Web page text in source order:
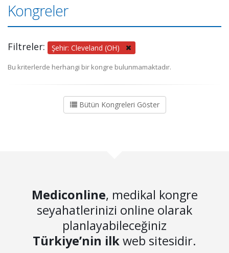
Kongreler
Filtreler: Şehir: Cleveland (OH)
Bu kriterlerde herhangi bir kongre bulunmamaktadır.
Bütün Kongreleri Göster
Mediconline, medikal kongre
seyahatlerinizi online olarak
planlayabileceğiniz
Türkiye’nin ilkweb sitesidir.